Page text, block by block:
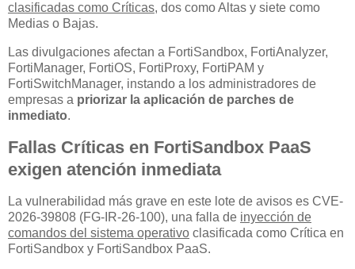
clasificadas como Críticas, dos como Altas y siete como
Medias o Bajas.
Las divulgaciones afectan a FortiSandbox, FortiAnalyzer,
FortiManager, FortiOS, FortiProxy, FortiPAM y
FortiSwitchManager, instando a los administradores de
empresas a priorizar la aplicación de parches de
inmediato.
Fallas Críticas en FortiSandbox PaaS
exigen atención inmediata
La vulnerabilidad más grave en este lote de avisos es CVE-
2026-39808 (FG-IR-26-100), una falla de inyección de
comandos del sistema operativo clasificada como Crítica en
FortiSandbox y FortiSandbox PaaS.